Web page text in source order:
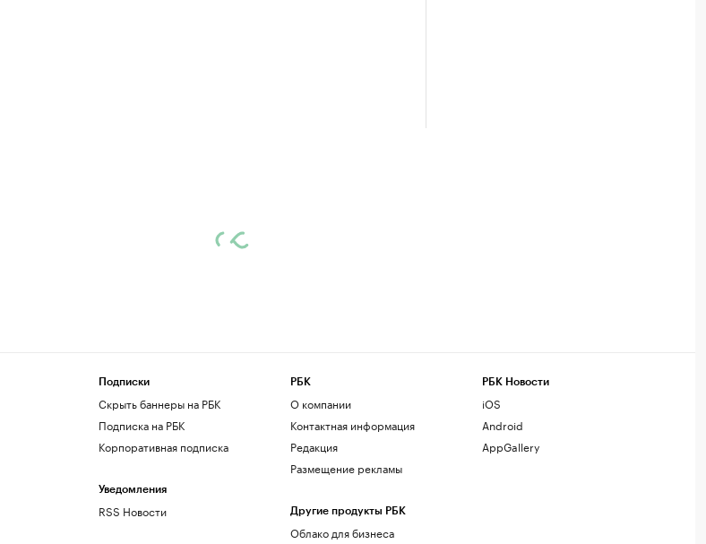
Подписки
Скрыть баннеры на РБК
Подписка на РБК
Корпоративная подписка
Уведомления
RSS Новости
РБК
О компании
Контактная информация
Редакция
Размещение рекламы
Другие продукты РБК
Облако для бизнеса
РБК Новости
iOS
Android
AppGallery